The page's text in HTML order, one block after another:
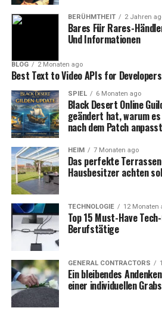
BERÜHMTHEIT 2 Jahren
Bares Für Rares-
Und Informationen
BLOG 2 Monaten ago
Best Text to Video APIs for
SPIEL 6 Monaten ago
Black Desert Online
geändert hat, warum
nach dem Patch anpasst
HEIM 7 Monaten ago
Das perfekte
Hausbesitzer achten
TECHNOLOGIE 12 Monaten
Top 15 Must-Have
Berufstätige
GENERAL CONTRACTORS
Ein bleibendes
einer individuellen